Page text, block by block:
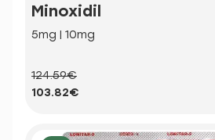
Minoxidil
5mg | 10mg
124.59€
103.82€